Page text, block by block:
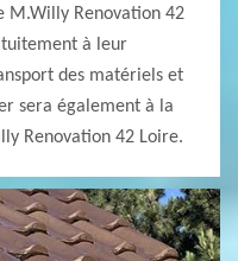
M.Willy Renovation 42
à leur
des matériels et
sera également à la
Renovation 42 Loire.